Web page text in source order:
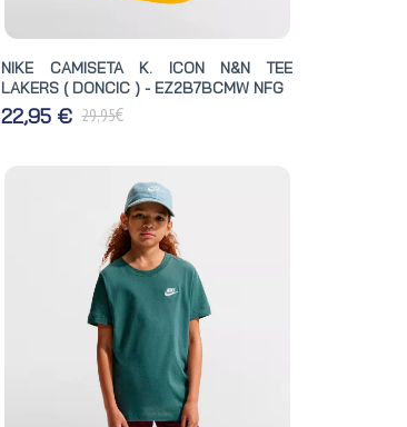
NIKE CAMISETA K. ICON N&N TEE
LAKERS ( DONCIC ) - EZ2B7BCMW NFG
22,95 € 29,95€